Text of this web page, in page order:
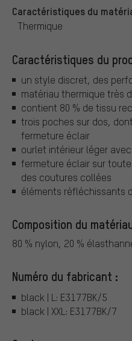
Caractéristiques du
Thermique
Caractéristiques du
un style discret, des
matériau thermique très
contient 80 % de tissu
trois poches sur dos,
fermeture éclair
ourlet intérieur léger
fermeture éclair sur
des coutures collées
éléments réfléchissants
Composition du
80 % nylon, 20 %
Numéro du fabricant :
black | L: E3177BK/5
black | XXL: E3177BK/7